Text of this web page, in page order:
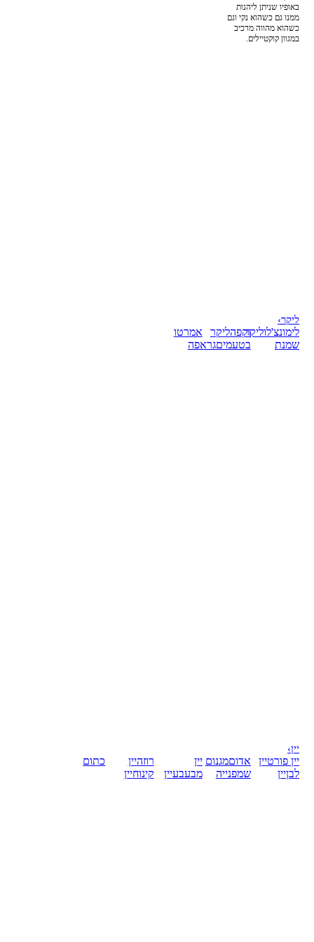
באופיו שניתן ליהנות
ממנו גם כשהוא נקי וגם
כשהוא מהווה מרכיב
במגוון קוקטיילים.
ליקר›
לימונצ'לוליקר
שמנת
וקפהליקר
בטעמיםגראפה
אמרטו
יין›
יין פורטיין
לבןיין
אדוםמגנום
שמפנייה
יין
מבעבעיין
רוזהיין
קינוחיין
כתום